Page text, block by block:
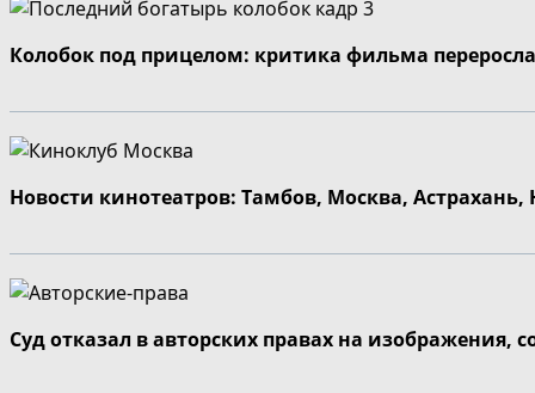
Колобок под прицелом: критика фильма
Новости кинотеатров: Тамбов, Москва,
Суд отказал в авторских правах на изображения,